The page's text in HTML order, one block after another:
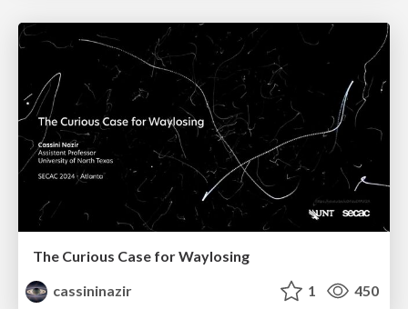
The Curious Case for Waylosing
cassininazir
1 450